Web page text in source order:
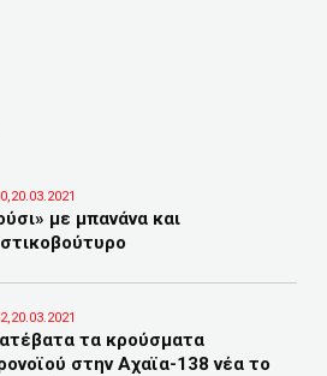
με μπανάνα και
τα κρούσματα
στην Αχαϊα-138 νέα το